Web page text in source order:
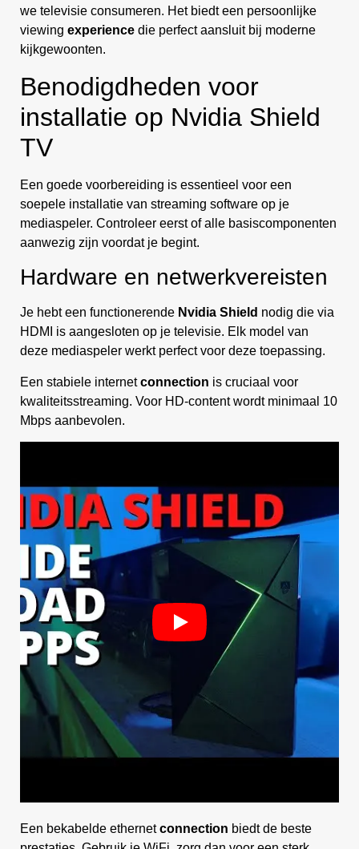
we televisie consumeren. Het biedt een persoonlijke
viewing experience die perfect aansluit bij moderne
kijkgewoonten.
Benodigdheden voor
installatie op Nvidia Shield
TV
Een goede voorbereiding is essentieel voor een
soepele installatie van streaming software op je
mediaspeler. Controleer eerst of alle basiscomponenten
aanwezig zijn voordat je begint.
Hardware en netwerkvereisten
Je hebt een functionerende Nvidia Shield nodig die via
HDMI is aangesloten op je televisie. Elk model van
deze mediaspeler werkt perfect voor deze toepassing.
Een stabiele internetconnection is cruciaal voor
kwaliteitsstreaming. Voor HD-content wordt minimaal 10
Mbps aanbevolen.
Een bekabelde ethernetconnection biedt de beste